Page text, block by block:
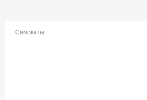
Самокаты